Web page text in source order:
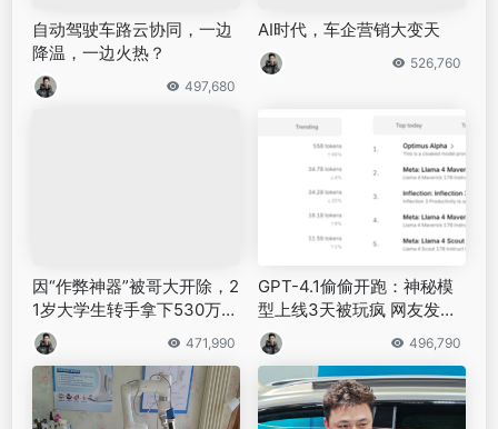
自动驾驶车路云协同，一边
降温，一边火热？
497,680
AI时代，车企营销大变天
526,760
因“作弊神器”被哥大开除，2
1岁大学生转手拿下530万融
资
471,990
GPT-4.1偷偷开跑：神秘模
型上线3天被玩疯 网友发现
大量OpenAI痕迹
496,790